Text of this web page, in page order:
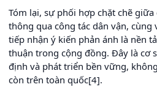
Tóm lại, sự phối hợp chặt chẽ
thông qua công tác dân vận,
tiếp nhận ý kiến phản ánh là nền
thuận trong cộng đồng. Đây là cơ
định và phát triển bền vững,
còn trên toàn quốc[4].